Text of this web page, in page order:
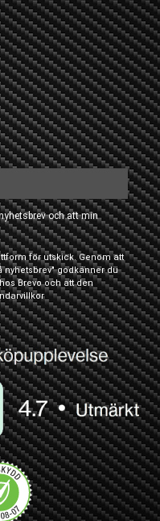
och att min
för utskick. Genom att
godkänner du
Brevo och att den